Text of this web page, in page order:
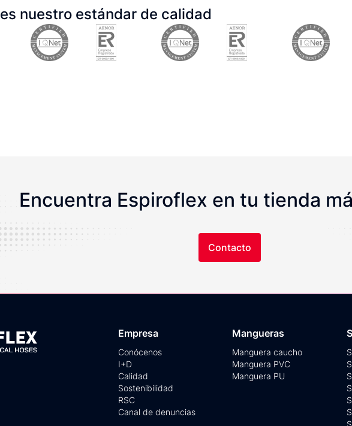
es nuestro estándar de calidad
Encuentra Espiroflex en tu tienda
Contacto
Empresa
Conócenos
I+D
Calidad
Sostenibilidad
RSC
Canal de denuncias
Mangueras
Manguera caucho
Manguera PVC
Manguera PU